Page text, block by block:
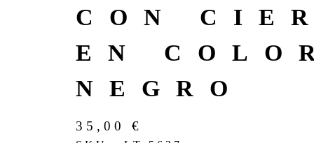
CON
EN
NEGRO
35,00 €